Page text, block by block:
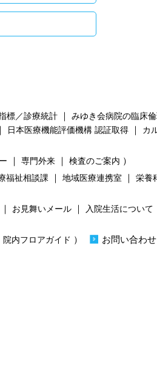
標／診療統計
みゆき会病院の臨床
日本医療機能評価機構 認証取得 カ
専門外来 検査のご案内 ）
福祉相談課 地域医療連携室 栄養
お見舞いメール 入院生活について
院内フロアガイド ） お問い合わせ